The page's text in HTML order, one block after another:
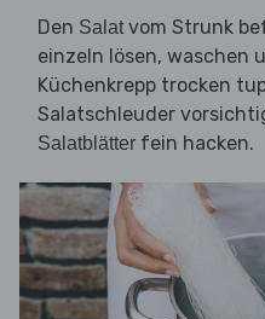
Den Salatvom Strunk
einzeln lösen, waschen
Küchenkrepp trocken
Salatschleuder
Salatblätter fein hacken.